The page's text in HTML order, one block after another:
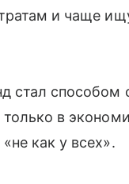
и чаще
стал способом
в
как у всех».